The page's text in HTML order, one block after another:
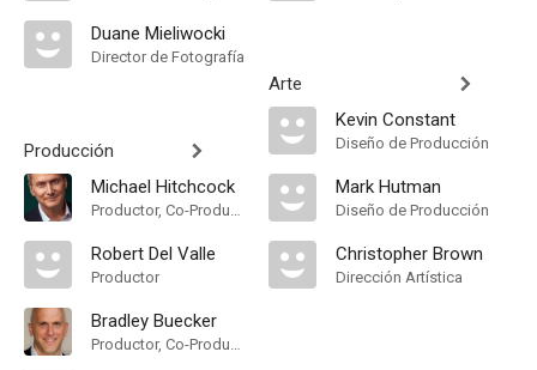
Duane Mieliwocki
Director de Fotografía
Producción
Michael Hitchcock
Productor, Co-Productor Ejecutivo, Consultor de Producción, Productor Supervisor
Robert Del Valle
Productor
Bradley Buecker
Productor, Co-Productor Ejecutivo, Productor Ejecutivo, Productor Supervisor
Arte
Kevin Constant
Diseño de Producción
Mark Hutman
Diseño de Producción
Christopher Brown
Dirección Artística